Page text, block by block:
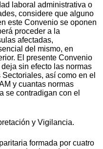
laboral administrativa o
considere que alguno
este Convenio se oponen
proceder a la
afectadas,
del mismo, en
El presente Convenio
sin efecto las normas
así como en el
y cuantas normas
se contradigan con el
y Vigilancia.
formada por cuatro